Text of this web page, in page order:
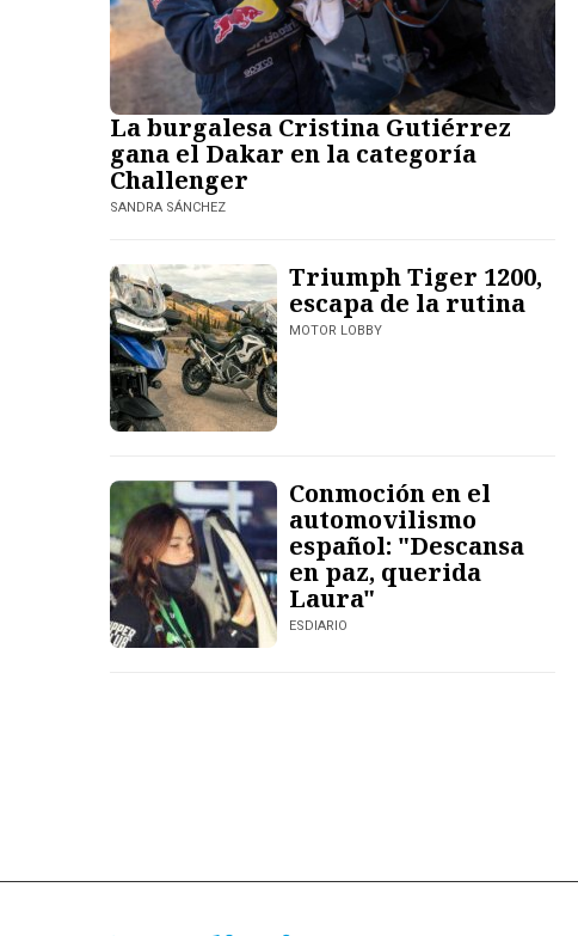
La burgalesa Cristina Gutiérrez
gana el Dakar en la categoría
Challenger
SANDRA SÁNCHEZ
Triumph Tiger 1200,
escapa de la rutina
MOTOR LOBBY
Conmoción en el
automovilismo
español: "Descansa
en paz, querida
Laura"
ESDIARIO